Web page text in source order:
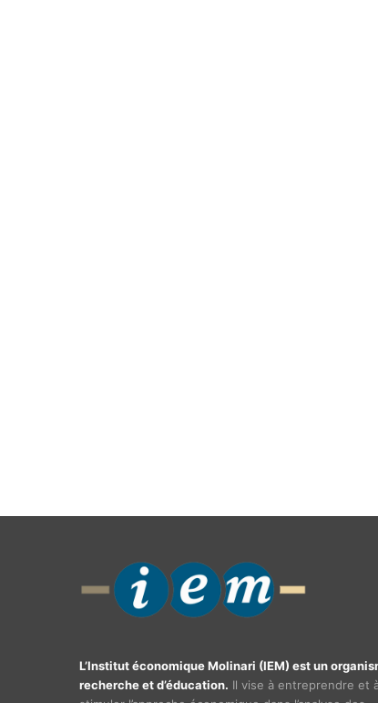
L’Institut économique Molinari (IEM) est un
recherche et d’éducation. Il vise à entreprendre et